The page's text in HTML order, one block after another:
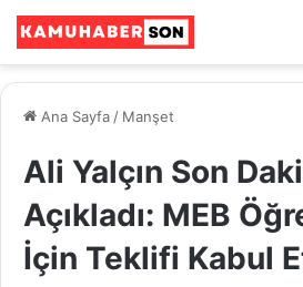
Ana Sayfa / Manşet
Ali Yalçın Son
Açıkladı: MEB
İçin Teklifi Kabul